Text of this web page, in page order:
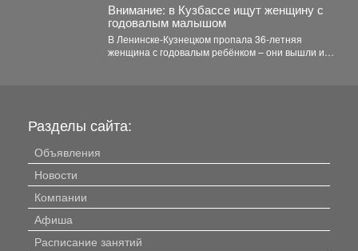
Внимание: в Кузбассе ищут женщину с
годовалым малышом
В Ленинске-Кузнецком пропала 36-летняя
женщина с годовалым ребёнком – они вышли из
Разделы сайта:
Объявления
Новости
Компании
Афиша
Расписание занятий